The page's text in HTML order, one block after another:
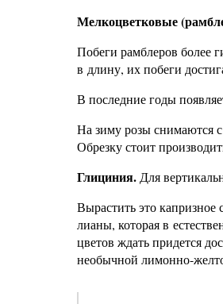
Мелкоцветковые
Побеги рамблеров более
в длину, их побеги
В последние годы
На зиму розы снимаются
Обрезку стоит
Глициния. Для
Вырастить это капризное
лианы, которая в
цветов ждать придется
необычной лимонно-